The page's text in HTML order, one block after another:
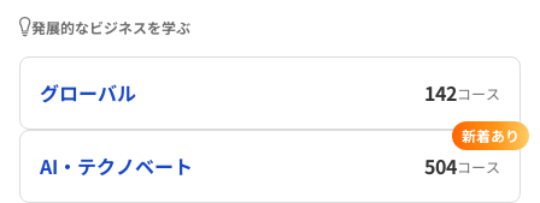
発展的なビジネスを学ぶ
グローバル 142コース
AI・テクノベート 504コース
新着あり